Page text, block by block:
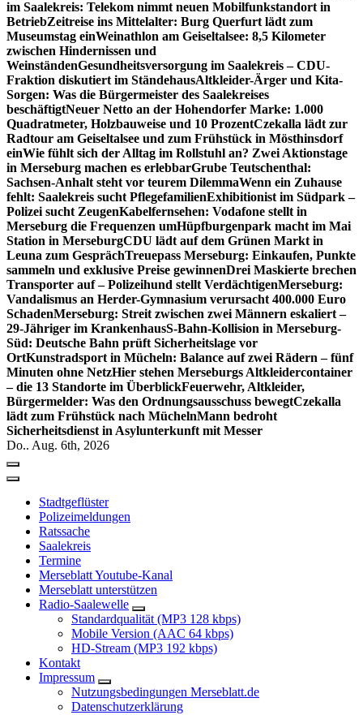
im Saalekreis: Telekom nimmt neuen Mobilfunkstandort in
BetriebZeitreise ins Mittelalter: Burg Querfurt lädt zum
Museumstag einWeinathlon am Geiseltalsee: 8,5 Kilometer
zwischen Hindernissen und
WeinständenGesundheitsversorgung im Saalekreis – CDU-
Fraktion diskutiert im StändehausAltkleider-Ärger und Kita-
Sorgen: Was die Bürgermeister des Saalekreises
beschäftigtNeuer Netto an der Hohendorfer Marke: 1.000
Quadratmeter, Holzbauweise und 10 ProzentCzekalla lädt zur
Radtour am Geiseltalsee und zum Frühstück in Mösthinsdorf
einWie fühlt sich der Alltag im Rollstuhl an? Zwei Aktionstage
in Merseburg machen es erlebbarGrube Teutschenthal:
Sachsen-Anhalt steht vor teurem DilemmaWenn ein Zuhause
fehlt: Saalekreis sucht PflegefamilienExhibitionist im Südpark –
Polizei sucht ZeugenKabelfernsehen: Vodafone stellt in
Merseburg die Frequenzen umHüpfburgenpark macht im Mai
Station in MerseburgCDU lädt auf dem Grünen Markt in
Leuna zum GesprächTreuepass Merseburg: Einkaufen, Punkte
sammeln und exklusive Preise gewinnenDrei Maskierte brechen
Transporter auf – Polizeihund stellt VerdächtigenMerseburg:
Vandalismus an Herder-Gymnasium verursacht 400.000 Euro
SchadenMerseburg: Streit zwischen zwei Männern eskaliert –
29-Jähriger im KrankenhausS-Bahn-Kollision in Merseburg-
Süd: Deutsche Bahn prüft Sicherheitslage vor
OrtKunstradsport in Mücheln: Balance auf zwei Rädern – fünf
Minuten ohne NetzHier stehen Merseburgs Altkleidercontainer
– die 13 Standorte im ÜberblickFeuerwehr, Altkleider,
Bürgermelder: Was den Ordnungsausschuss bewegtCzekalla
lädt zum Frühstück nach MüchelnMann bedroht
Sicherheitsdienst in Asylunterkunft mit Messer
Do.. Aug. 6th, 2026
Stadtgeflüster
Polizeimeldungen
Ratssache
Saalekreis
Termine
Merseblatt Youtube-Kanal
Merseblatt unterstützen
Radio-Saalewelle
Standardqualität (MP3 128 kbps)
Mobile Version (AAC 64 kbps)
HD-Stream (MP3 192 kbps)
Kontakt
Impressum
Nutzungsbedingungen Merseblatt.de
Datenschutzerklärung